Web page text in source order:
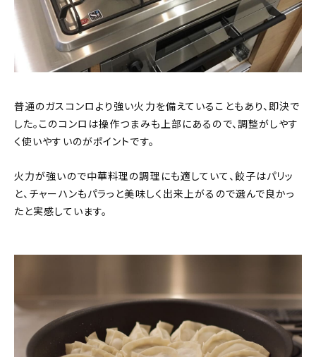
普通のガスコンロより強い火力を備えていることもあり、即決で
した。このコンロは操作つまみも上部にあるので、調整がしやす
く使いやすいのがポイントです。
火力が強いので中華料理の調理にも適していて、餃子はパリッ
と、チャーハンもパラっと美味しく出来上がるので選んで良かっ
たと実感しています。